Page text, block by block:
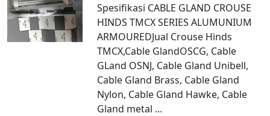
Spesifikasi CABLE GLAND CROUSE
HINDS TMCX SERIES ALUMUNIUM
ARMOUREDJual Crouse Hinds
TMCX,Cable GlandOSCG, Cable
GLand OSNJ, Cable Gland Unibell,
Cable Gland Brass, Cable Gland
Nylon, Cable Gland Hawke, Cable
Gland metal ...